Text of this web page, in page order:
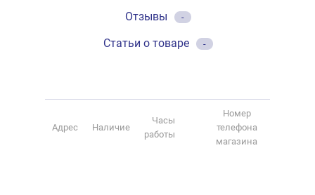
Отзывы
-
Статьи о товаре -
Адрес Наличие
Часы
работы
Номер
телефона
магазина